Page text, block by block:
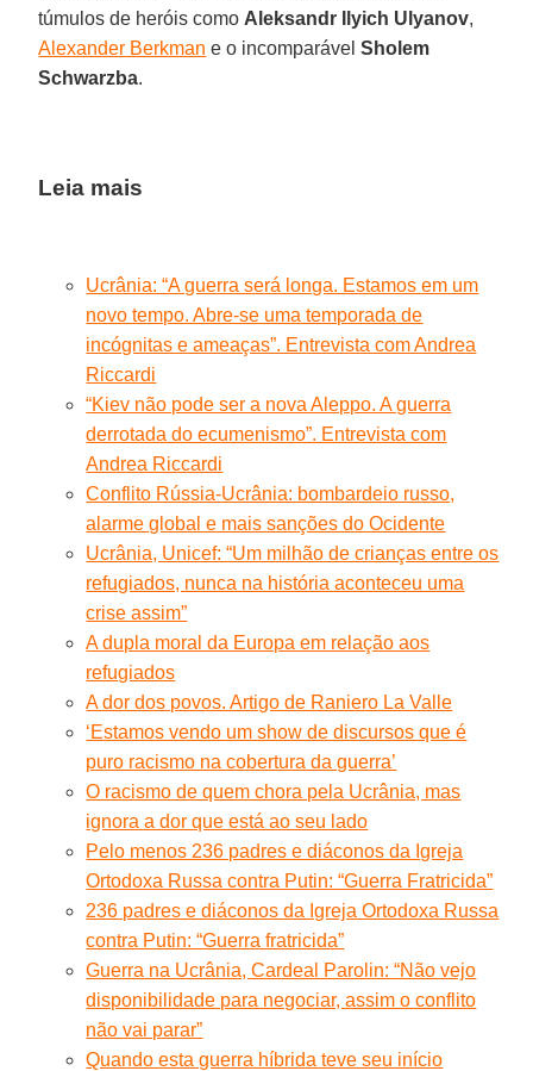
túmulos de heróis como Aleksandr Ilyich Ulyanov,
Alexander Berkman e o incomparávelSholem
Schwarzba.
Leia mais
Ucrânia: “A guerra será longa. Estamos em um
novo tempo. Abre-se uma temporada de
incógnitas e ameaças”. Entrevista com Andrea
Riccardi
“Kiev não pode ser a nova Aleppo. A guerra
derrotada do ecumenismo”. Entrevista com
Andrea Riccardi
Conflito Rússia-Ucrânia: bombardeio russo,
alarme global e mais sanções do Ocidente
Ucrânia, Unicef: “Um milhão de crianças entre os
refugiados, nunca na história aconteceu uma
crise assim”
A dupla moral da Europa em relação aos
refugiados
A dor dos povos. Artigo de Raniero La Valle
‘Estamos vendo um show de discursos que é
puro racismo na cobertura da guerra’
O racismo de quem chora pela Ucrânia, mas
ignora a dor que está ao seu lado
Pelo menos 236 padres e diáconos da Igreja
Ortodoxa Russa contra Putin: “Guerra Fratricida”
236 padres e diáconos da Igreja Ortodoxa Russa
contra Putin: “Guerra fratricida”
Guerra na Ucrânia, Cardeal Parolin: “Não vejo
disponibilidade para negociar, assim o conflito
não vai parar”
Quando esta guerra híbrida teve seu início